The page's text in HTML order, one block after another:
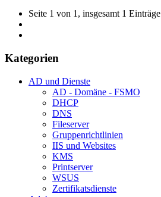
Seite 1 von 1, insgesamt 1 Einträge
Kategorien
AD und Dienste
AD - Domäne - FSMO
DHCP
DNS
Fileserver
Gruppenrichtlinien
IIS und Websites
KMS
Printserver
WSUS
Zertifikatsdienste